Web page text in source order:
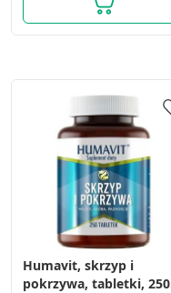
Humavit, skrzyp i
pokrzywa, tabletki, 250